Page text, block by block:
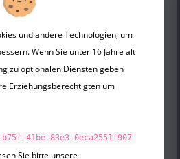
NLP
Formate
und andere Technologien, um
Wenn Sie unter 16 Jahre alt
zu optionalen Diensten geben
Erziehungsberechtigten um
41be-83e3-0eca2551f907
Sie bitte unsere